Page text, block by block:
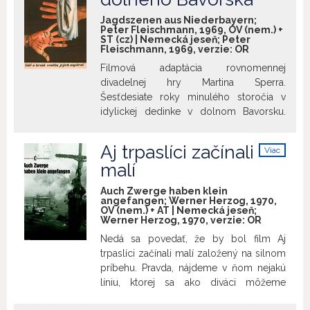
na medzinárodnom filmovom festivale v
Cannes. Film tam získal cenu FIPRESCI.
vo filme enfant terrible nového
nemeckého filmu – herec, režisér,
scenárista Rainer Werner Fassbinder. Vo
filme sa objavila aj herečka a režisérka
Margarethe von Trotta, ktorá bola v
rokoch 1971 – 1991 manželkou Volkera
Schlöndorffa. Fassbinder aj von Trotta
nemeckej kinematografie v období
nového nemeckého filmu.
Jagdszenen aus Niederbayern;
Peter Fleischmann, 1969, OV (nem.) +
ST (cz) | Nemecká jeseň; Peter
Fleischmann, 1969, verzie: OR
Filmová adaptácia rovnomennej
divadelnej hry Martina Sperra.
Šesťdesiate roky minulého storočia v
idylickej dedinke v dolnom Bavorsku.
ako soľ, má vážny problém – dedinčania
ho upodozrievajú z homosexuálnej
mikrokozme má každý jasne definovanú
svoju úlohu. Ten, kto sa z nej vychýli, tu
nie je viac vítaný.
Viac
Aj trpaslíci začínali
malí
Auch Zwerge haben klein
angefangen; Werner Herzog, 1970,
OV (nem.) + AT | Nemecká jeseň;
Werner Herzog, 1970, verzie: OR
Nedá sa povedať, že by bol film Aj
trpaslíci začínali malí založený na silnom
príbehu. Pravda, nájdeme v ňom nejakú
líniu, ktorej sa ako diváci môžeme